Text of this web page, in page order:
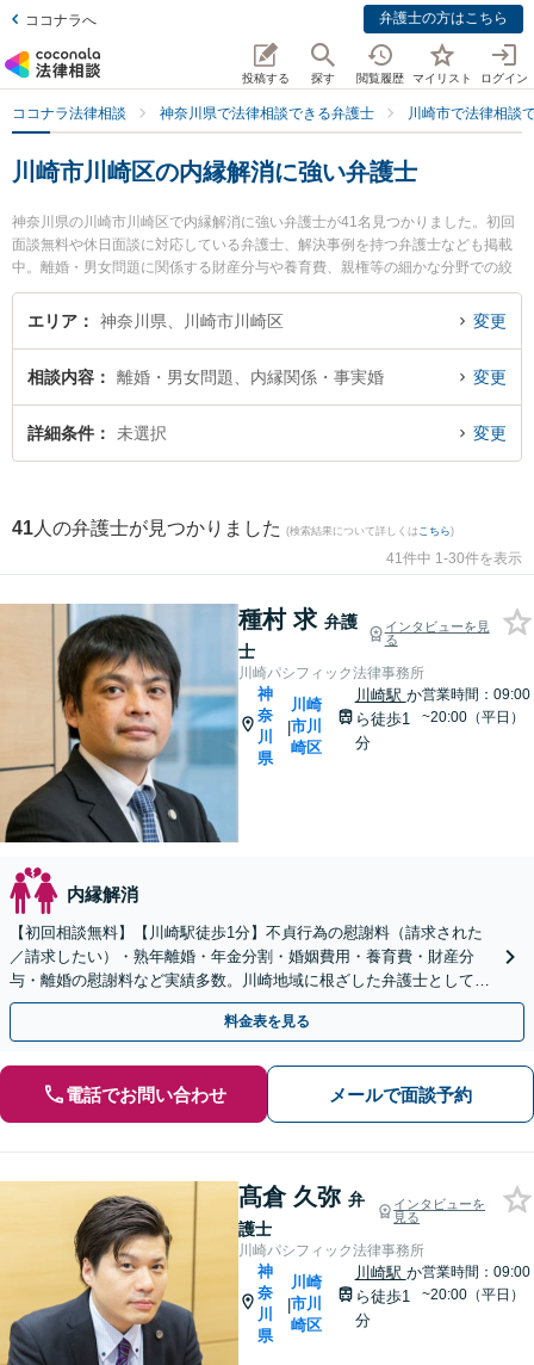
ココナラへ 弁護士の方はこちら
投稿する 探す 閲覧履歴 マイリスト ログイン
ココナラ法律相談 神奈川県で法律相談できる弁護士 川崎市で法律相談
川崎市川崎区の内縁解消に強い弁護士
神奈川県の川崎市川崎区で内縁解消に強い弁護士が41名見つかりました。初回
面談無料や休日面談に対応している弁護士、解決事例を持つ弁護士なども掲載
中。離婚・男女問題に関係する財産分与や養育費、親権等の細かな分野での絞
り込み検索もでき便利です。特に川崎パシフィック法律事務所の種村 求弁護士
や川崎パシフィック法律事務所の髙倉 久弥弁護士、弁護士法人オリオン 川崎支
に弁護士に相談したい』『内縁解消のトラブル解決の実績豊富な近くの弁護士
を検索したい』『初回相談無料で内縁解消を法律相談できる川崎市川崎区内の
弁護士に相談予約したい』などでお困りの相談者さんにおすすめです。
エリア 神奈川県、川崎市川崎区 変更
相談内容 離婚・男女問題、内縁関係・事実婚 変更
詳細条件 未選択 変更
41 人の弁護士が見つかりました (検索結果について詳しくは こちら)
41件中 1-30件を表示
種村 求 弁護
士
インタビューを見
る
川崎パシフィック法律事務所
神
奈
川
県
|
川崎
市川
崎区
川崎駅 か
ら徒歩1
分
営業時間：09:00
~20:00（平日）
内縁解消
【初回相談無料】【川崎駅徒歩1分】不貞行為の慰謝料（請求された
／請求したい）・熟年離婚・年金分割・婚姻費用・養育費・財産分
与・離婚の慰謝料など実績多数。川崎地域に根ざした弁護士として、
あなたの人生の再スタートを全力で後押しします。
料金表を見る
電話でお問い合わせ メールで面談予約
髙倉 久弥 弁
護士
インタビューを
見る
川崎パシフィック法律事務所
神
奈
川
県
|
川崎
市川
崎区
川崎駅 か
ら徒歩1
分
営業時間：09:00
~20:00（平日）